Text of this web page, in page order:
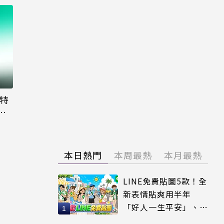
本日熱門 本周最熱 本月最熱
LINE免費貼圖5款！全
新表情貼爽用半年
「好人一生平安」、